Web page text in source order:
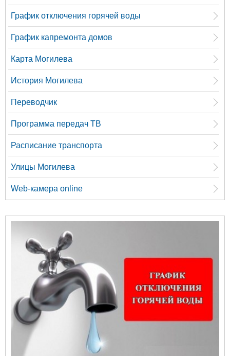
График отключения горячей воды
График капремонта домов
Карта Могилева
История Могилева
Переводчик
Программа передач ТВ
Расписание транспорта
Улицы Могилева
Web-камера online